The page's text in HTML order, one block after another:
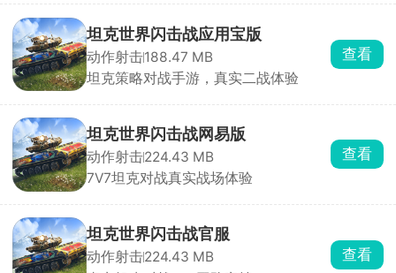
坦克世界闪击战应用宝版
动作射击188.47 MB
坦克策略对战手游，真实二战体验
查看
坦克世界闪击战网易版
动作射击224.43 MB
7V7坦克对战真实战场体验
查看
坦克世界闪击战官服
动作射击224.43 MB
查看